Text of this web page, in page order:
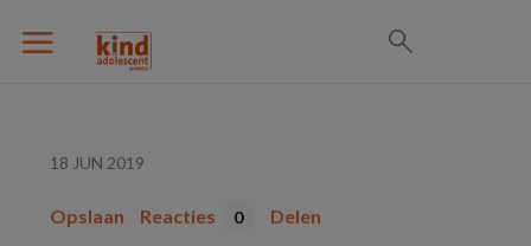
18 JUN 2019
Opslaan Reacties 0 Delen